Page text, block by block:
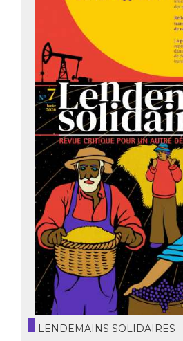
LENDEMAINS SOLIDAIRES